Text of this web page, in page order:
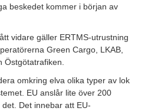
beskedet kommer i början av
vidare gäller ERTMS-utrustning
Green Cargo, LKAB,
Östgötatrafiken.
omkring elva olika typer av lok
EU anslår lite över 200
Det innebar att EU-